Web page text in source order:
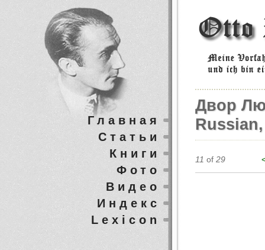
Двор
11 of 29
Главная
Статьи
Книги
Фото
Видео
Индекс
Lexicon